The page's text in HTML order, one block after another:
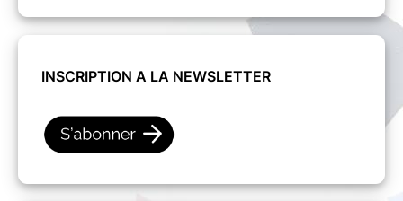
INSCRIPTION A LA NEWSLETTER